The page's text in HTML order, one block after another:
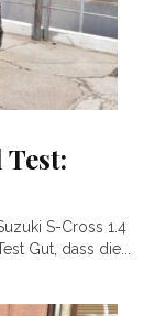
S-Cross 1.4
Gut, dass die...